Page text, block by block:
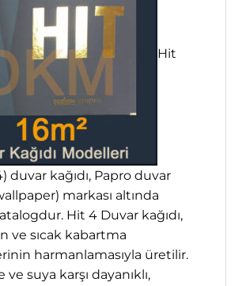
Hit
duvar kağıdı, Papro duvar
markası altında
Hit 4 Duvar kağıdı,
ve sıcak kabartma
harmanlamasıyla üretilir.
suya karşı dayanıklı,